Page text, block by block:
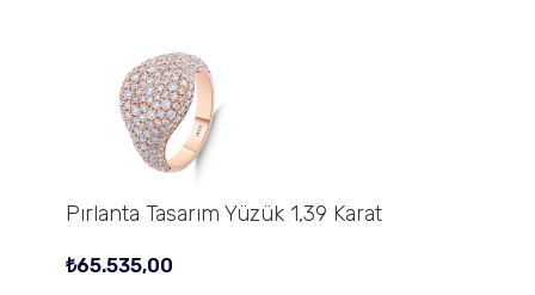
Pırlanta Tasarım Yüzük 1,39 Karat
₺65.535,00